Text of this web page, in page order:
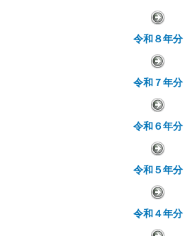
令和８年分
令和７年分
令和６年分
令和５年分
令和４年分